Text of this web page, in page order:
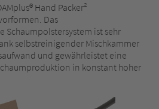
Hand Packer²
Das
Schaumpolstersystem ist sehr
selbstreinigender Mischkammer
und gewährleistet eine
in konstant hoher